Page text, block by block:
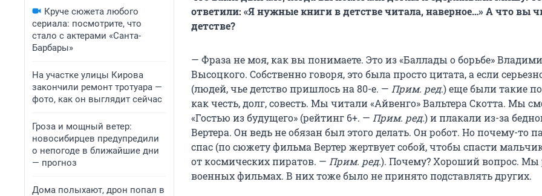
Круче сюжета любого
сериала: посмотрите, что
стало с актерами «Санта-
Барбары»
На участке улицы Кирова
закончили ремонт тротуара —
фото, как он выглядит сейчас
Гроза и мощный ветер:
новосибирцев предупредили
о непогоде в ближайшие дни
— прогноз
Дома полыхают, дрон попал в
ответили: «Я нужные книги в детстве читала, наверное…» А что вы
детстве?
— Фраза не моя, как вы понимаете. Это из «Баллады о борьбе»
Высоцкого. Собственно говоря, это была просто цитата, а если
(людей, чье детство пришлось на 80-е. — Прим. ред.) еще были такие
как честь, долг, совесть. Мы читали «Айвенго» Вальтера Скотта. Мы
«Гостью из будущего» (рейтинг 6+. — Прим. ред.) и плакали из-за
Вертера. Он ведь не обязан был этого делать. Он робот. Но почему-то
спас (по сюжету фильма Вертер жертвует собой, чтобы спасти
от космических пиратов. — Прим. ред.). Почему? Хороший вопрос. Мы
военных фильмах. В них тоже было не принято подставлять других.